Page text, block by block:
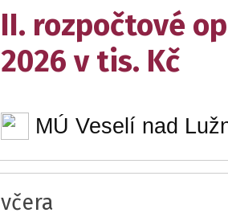
II. rozpočtové
2026 v tis. Kč
MÚ Veselí nad
včera